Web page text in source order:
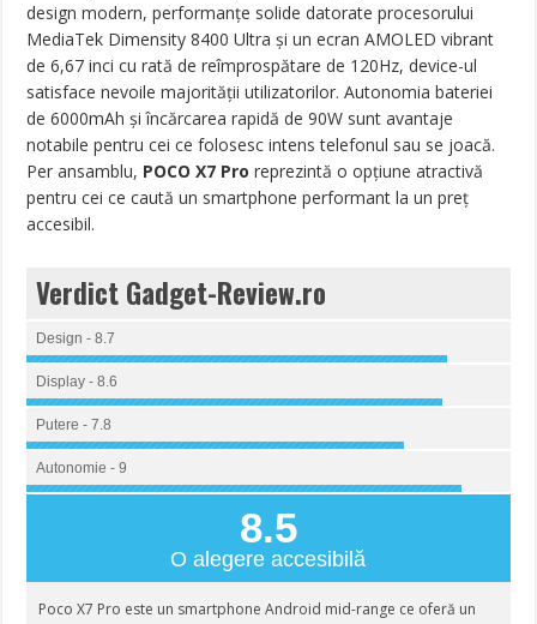
design modern, performanțe solide datorate procesorului
MediaTek Dimensity 8400 Ultra și un ecran AMOLED vibrant
de 6,67 inci cu rată de reîmprospătare de 120Hz, device-ul
satisface nevoile majorității utilizatorilor. Autonomia bateriei
de 6000mAh și încărcarea rapidă de 90W sunt avantaje
notabile pentru cei ce folosesc intens telefonul sau se joacă.
Per ansamblu, POCO X7 Pro reprezintă o opțiune atractivă
pentru cei ce caută un smartphone performant la un preț
accesibil.
Verdict Gadget-Review.ro
Design - 8.7
Display - 8.6
Putere - 7.8
Autonomie - 9
8.5
O alegere accesibilă
Poco X7 Pro este un smartphone Android mid-range ce oferă un